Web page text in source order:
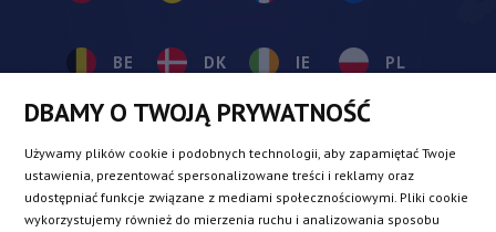
BE DK IE PL
DBAMY O TWOJĄ PRYWATNOŚĆ
Używamy plików cookie i podobnych technologii, aby zapamiętać Twoje
ustawienia, prezentować spersonalizowane treści i reklamy oraz
udostępniać funkcje związane z mediami społecznościowymi. Pliki cookie
wykorzystujemy również do mierzenia ruchu i analizowania sposobu